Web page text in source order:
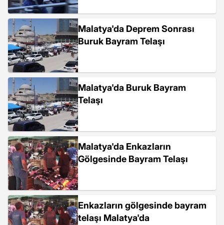
Malatya'da Deprem Sonrası
Buruk Bayram Telaşı
Malatya'da Buruk Bayram
Telaşı
Malatya'da Enkazların
Gölgesinde Bayram Telaşı
Enkazların gölgesinde bayram
telaşı Malatya'da